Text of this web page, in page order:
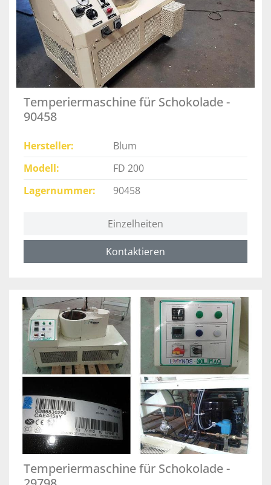
Temperiermaschine für Schokolade -
90458
Hersteller
Blum
Modell
FD 200
Lagernummer
90458
Einzelheiten
Kontaktieren
Temperiermaschine für Schokolade -